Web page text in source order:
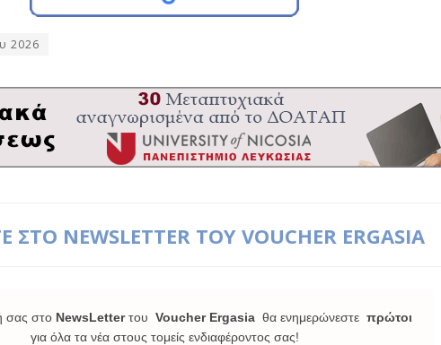
2026
ΣΤΟ NEWSLETTER ΤΟΥ VOUCHER ERGASIA
σας στο NewsLetterτου Voucher Ergasia θα ενημερώνεστε πρώτοι
για όλα τα νέα στους τομείς ενδιαφέροντος σας!